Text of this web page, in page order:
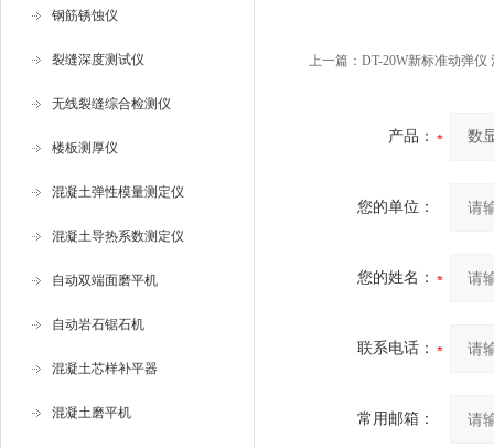
钢筋锈蚀仪
裂缝深度测试仪
无线裂缝综合检测仪
楼板测厚仪
混凝土弹性模量测定仪
混凝土导热系数测定仪
自动双端面磨平机
自动岩石锯石机
混凝土芯样补平器
混凝土磨平机
上一篇： DT-20W新标准动弹仪
产品：
您的单位：
您的姓名：
联系电话：
常用邮箱：